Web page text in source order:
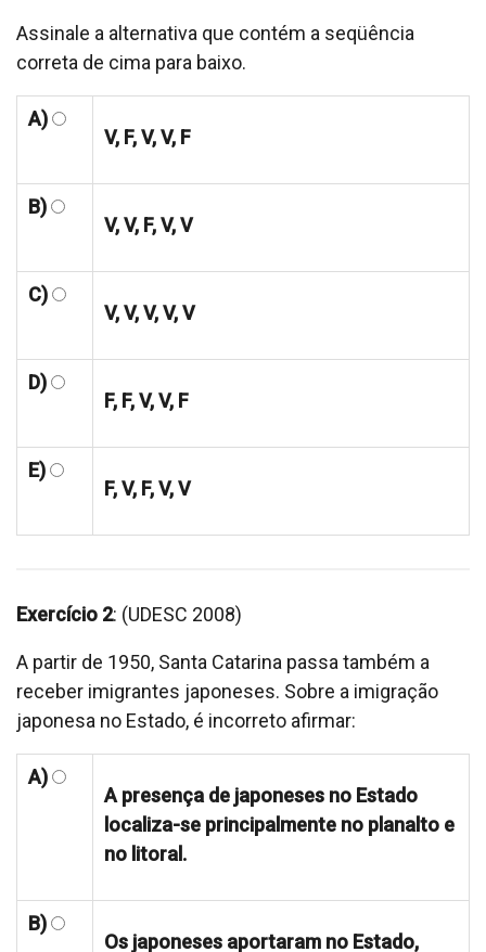
Assinale a alternativa que contém a seqüência
correta de cima para baixo.
A)
V, F, V, V, F
B)
V, V, F, V, V
C)
V, V, V, V, V
D)
F, F, V, V, F
E)
F, V, F, V, V
Exercício 2: (UDESC 2008)
A partir de 1950, Santa Catarina passa também a
receber imigrantes japoneses. Sobre a imigração
japonesa no Estado, é incorreto afirmar:
A)
A presença de japoneses no Estado
localiza-se principalmente no planalto e
no litoral.
B)
Os japoneses aportaram no Estado,